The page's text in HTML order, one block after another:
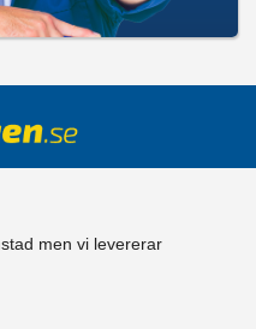
men vi levererar